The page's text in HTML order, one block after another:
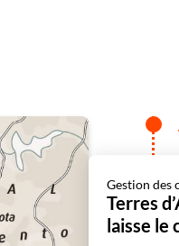
Gestion des
Terres
laisse le